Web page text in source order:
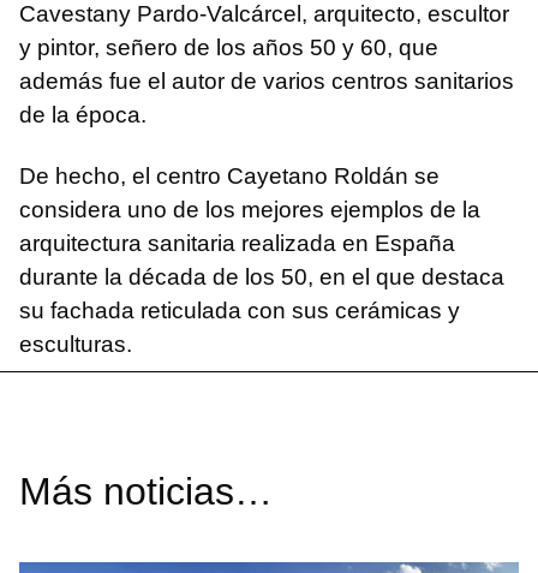
Cavestany Pardo-Valcárcel, arquitecto, escultor
y pintor, señero de los años 50 y 60, que
además fue el autor de varios centros sanitarios
de la época.
De hecho, el centro Cayetano Roldán se
considera uno de los mejores ejemplos de la
arquitectura sanitaria realizada en España
durante la década de los 50, en el que destaca
su fachada reticulada con sus cerámicas y
esculturas.
Más noticias…